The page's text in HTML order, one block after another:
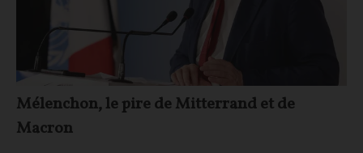
Mélenchon, le pire de Mitterrand et de
Macron